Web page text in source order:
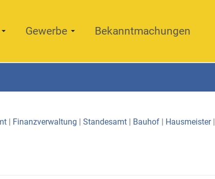
Gewerbe Bekanntmachungen
| Finanzverwaltung | Standesamt | Bauhof | Hausmeister|